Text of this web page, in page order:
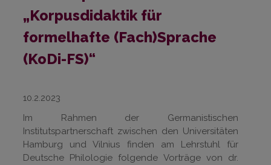
„Korpusdidaktik für
formelhafte (Fach)Sprache
(KoDi-FS)“
10.2.2023
Im Rahmen der Germanistischen
Institutspartnerschaft zwischen den Universitäten
Hamburg und Vilnius finden am Lehrstuhl für
Deutsche Philologie folgende Vorträge von dr.